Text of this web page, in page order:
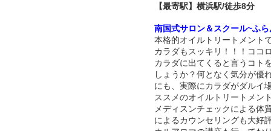
【最寄駅】横浜駅/徒歩8分
南国式サロン＆スクール~ふ
本格的オイルトリートメント
カラダもスッキリ！！！ココ
カラダに出てくると言うコト
しょうか？何となく気分が優
にも、実際にカラダがダルイ
ススメのオイルトリートメン
メディスンチェックによる体
によるカウンセリングも大好